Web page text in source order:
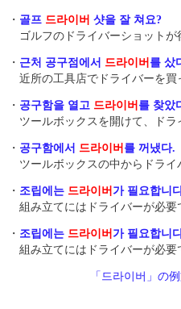
・ 골프 드라이버 샷을 잘 쳐요?
ゴルフのドライバーショットが
・ 근처 공구점에서 드라이버 를 샀
近所の工具店でドライバーを買
・ 공구함을 열고 드라이버 를 찾았
ツールボックスを開けて、ドラ
・ 공구함에서 드라이버 를 꺼냈다.
ツールボックスの中からドライ
・ 조립에는 드라이버 가 필요합니
組み立てにはドライバーが必要
・ 조립에는 드라이버 가 필요합니
組み立てにはドライバーが必要
「드라이버」の